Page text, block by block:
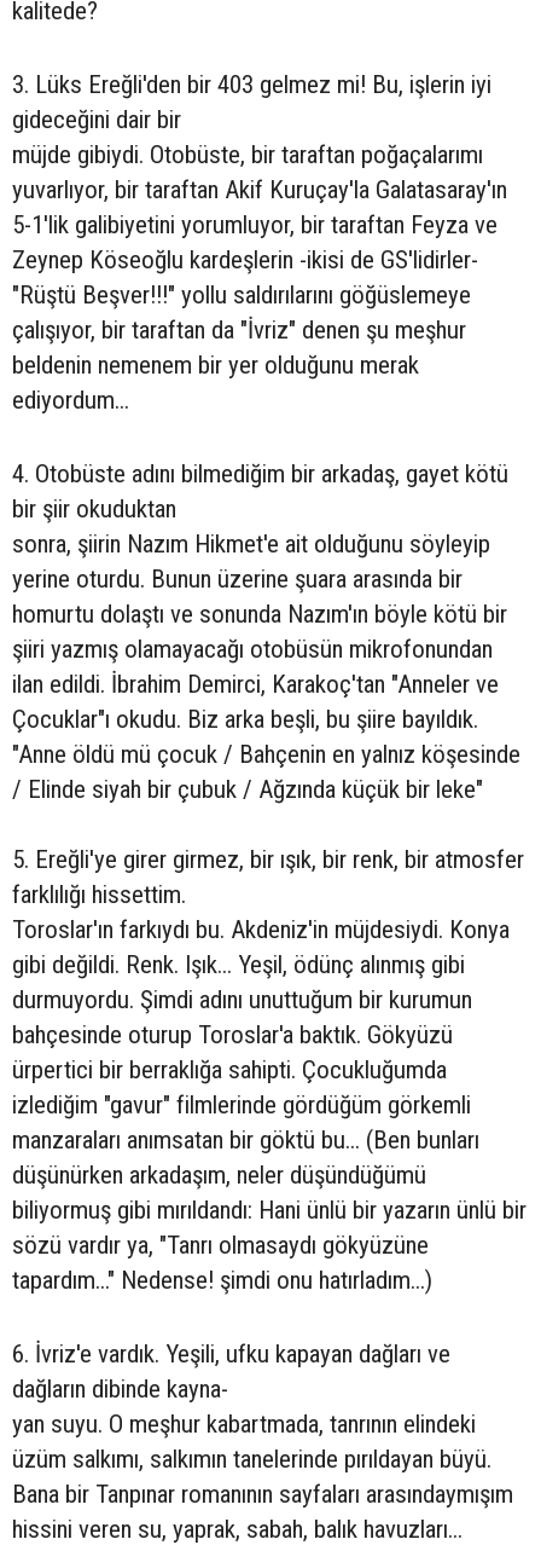
kalitede?
3. Lüks Ereğli'den bir 403 gelmez mi! Bu, işlerin iyi
gideceğini dair bir
müjde gibiydi. Otobüste, bir taraftan poğaçalarımı
yuvarlıyor, bir taraftan Akif Kuruçay'la Galatasaray'ın
5-1'lik galibiyetini yorumluyor, bir taraftan Feyza ve
Zeynep Köseoğlu kardeşlerin -ikisi de GS'lidirler-
"Rüştü Beşver!!!" yollu saldırılarını göğüslemeye
çalışıyor, bir taraftan da "İvriz" denen şu meşhur
beldenin nemenem bir yer olduğunu merak
ediyordum...
4. Otobüste adını bilmediğim bir arkadaş, gayet kötü
bir şiir okuduktan
sonra, şiirin Nazım Hikmet'e ait olduğunu söyleyip
yerine oturdu. Bunun üzerine şuara arasında bir
homurtu dolaştı ve sonunda Nazım'ın böyle kötü bir
şiiri yazmış olamayacağı otobüsün mikrofonundan
ilan edildi. İbrahim Demirci, Karakoç'tan "Anneler ve
Çocuklar"ı okudu. Biz arka beşli, bu şiire bayıldık.
"Anne öldü mü çocuk / Bahçenin en yalnız köşesinde
/ Elinde siyah bir çubuk / Ağzında küçük bir leke"
5. Ereğli'ye girer girmez, bir ışık, bir renk, bir atmosfer
farklılığı hissettim.
Toroslar'ın farkıydı bu. Akdeniz'in müjdesiydi. Konya
gibi değildi. Renk. Işık... Yeşil, ödünç alınmış gibi
durmuyordu. Şimdi adını unuttuğum bir kurumun
bahçesinde oturup Toroslar'a baktık. Gökyüzü
ürpertici bir berraklığa sahipti. Çocukluğumda
izlediğim "gavur" filmlerinde gördüğüm görkemli
manzaraları anımsatan bir göktü bu... (Ben bunları
düşünürken arkadaşım, neler düşündüğümü
biliyormuş gibi mırıldandı: Hani ünlü bir yazarın ünlü bir
sözü vardır ya, "Tanrı olmasaydı gökyüzüne
tapardım..." Nedense! şimdi onu hatırladım...)
6. İvriz'e vardık. Yeşili, ufku kapayan dağları ve
dağların dibinde kayna-
yan suyu. O meşhur kabartmada, tanrının elindeki
üzüm salkımı, salkımın tanelerinde pırıldayan büyü.
Bana bir Tanpınar romanının sayfaları arasındaymışım
hissini veren su, yaprak, sabah, balık havuzları...